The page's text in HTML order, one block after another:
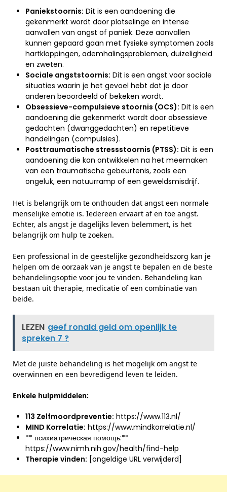
Paniekstoornis: Dit is een aandoening die
gekenmerkt wordt door plotselinge en intense
aanvallen van angst of paniek. Deze aanvallen
kunnen gepaard gaan met fysieke symptomen zoals
hartkloppingen, ademhalingsproblemen, duizeligheid
en zweten.
Sociale angststoornis: Dit is een angst voor sociale
situaties waarin je het gevoel hebt dat je door
anderen beoordeeld of bekeken wordt.
Obsessieve-compulsieve stoornis (OCS): Dit is een
aandoening die gekenmerkt wordt door obsessieve
gedachten (dwanggedachten) en repetitieve
handelingen (compulsies).
Posttraumatische stressstoornis (PTSS): Dit is een
aandoening die kan ontwikkelen na het meemaken
van een traumatische gebeurtenis, zoals een
ongeluk, een natuurramp of een geweldsmisdrijf.
Het is belangrijk om te onthouden dat angst een normale
menselijke emotie is. Iedereen ervaart af en toe angst.
Echter, als angst je dagelijks leven belemmert, is het
belangrijk om hulp te zoeken.
Een professional in de geestelijke gezondheidszorg kan je
helpen om de oorzaak van je angst te bepalen en de beste
behandelingsoptie voor jou te vinden. Behandeling kan
bestaan uit therapie, medicatie of een combinatie van
beide.
LEZEN geef ronald geld om openlijk te
spreken 7 ?
Met de juiste behandeling is het mogelijk om angst te
overwinnen en een bevredigend leven te leiden.
Enkele hulpmiddelen:
113 Zelfmoordpreventie: https://www.113.nl/
MIND Korrelatie: https://www.mindkorrelatie.nl/
** психиатрическая помощь:**
https://www.nimh.nih.gov/health/find-help
Therapie vinden: [ongeldige URL verwijderd]